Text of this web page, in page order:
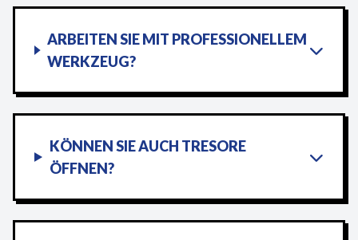
ARBEITEN SIE MIT PROFESSIONELLEM
WERKZEUG?
KÖNNEN SIE AUCH TRESORE
ÖFFNEN?